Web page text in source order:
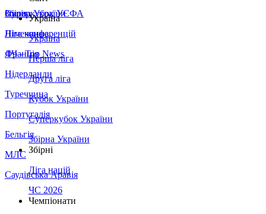
Збірна України
Італія
Німеччина
Франція
Нідерланди
Туреччина
Португалія
Бельгія
МЛС
Саудівська Аравія
Суперкубок УЄФА
Ліга конференцій
ЛЧ - Top News
Україна
Україна
Перша ліга
Друга ліга
Кубок України
Суперкубок України
Збірна України
Збірні
Ліга націй
ЧС 2026
Чемпіонати